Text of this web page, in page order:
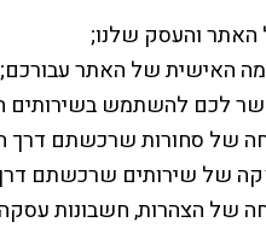
האתר והעסק שלנו;
האישית של האתר עבורכם;
לכם להשתמש בשירותים
של סחורות שרכשתם דרך
של שירותים שרכשתם
של הצהרות, חשבונות